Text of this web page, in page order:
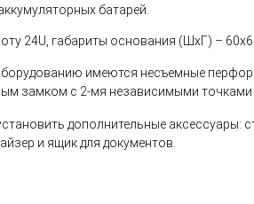
батарей.
24U, габариты основания (ШхГ) –
имеются несъемные
замком с 2-мя независимыми
дополнительные
и ящик для документов.